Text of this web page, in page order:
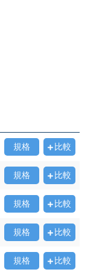
規格 比較
規格 比較
規格 比較
規格 比較
規格 比較